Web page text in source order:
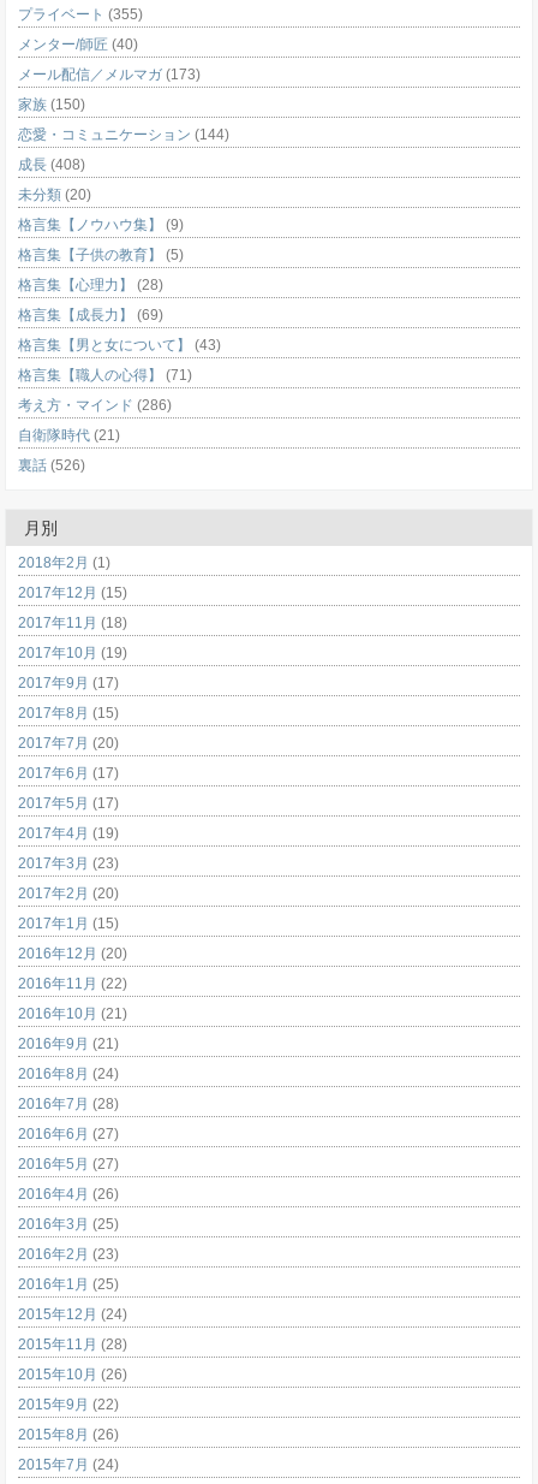
プライベート (355)
メンター/師匠 (40)
メール配信／メルマガ (173)
家族 (150)
恋愛・コミュニケーション (144)
成長 (408)
未分類 (20)
格言集【ノウハウ集】
(9)
格言集【子供の教育】
(5)
格言集【心理力】
(28)
格言集【成長力】
(69)
格言集【男と女について】
(43)
格言集【職人の心得】
(71)
考え方・マインド (286)
自衛隊時代 (21)
裏話 (526)
月別
2018年2月 (1)
2017年12月 (15)
2017年11月 (18)
2017年10月 (19)
2017年9月 (17)
2017年8月 (15)
2017年7月 (20)
2017年6月 (17)
2017年5月 (17)
2017年4月 (19)
2017年3月 (23)
2017年2月 (20)
2017年1月 (15)
2016年12月 (20)
2016年11月 (22)
2016年10月 (21)
2016年9月 (21)
2016年8月 (24)
2016年7月 (28)
2016年6月 (27)
2016年5月 (27)
2016年4月 (26)
2016年3月 (25)
2016年2月 (23)
2016年1月 (25)
2015年12月 (24)
2015年11月 (28)
2015年10月 (26)
2015年9月 (22)
2015年8月 (26)
2015年7月 (24)